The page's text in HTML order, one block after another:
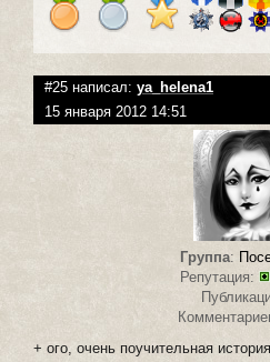
#25 написал: ya_helena1
15 января 2012 14:51
Группа:
Репутация:
+ ого, очень поучительная